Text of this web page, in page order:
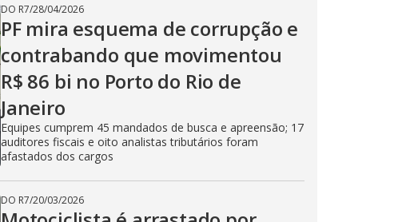
DO R7/28/04/2026
PF mira esquema de corrupção e
contrabando que movimentou
R$ 86 bi no Porto do Rio de
Janeiro
Equipes cumprem 45 mandados de busca e apreensão; 17
auditores fiscais e oito analistas tributários foram
afastados dos cargos
DO R7/20/03/2026